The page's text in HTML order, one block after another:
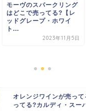
ング
【レ
イ
月5日
カリラはどこで
る?【やまや・
ンキ・ウイスキ
オレンジワインが売っ
ってる?カルディ・スー